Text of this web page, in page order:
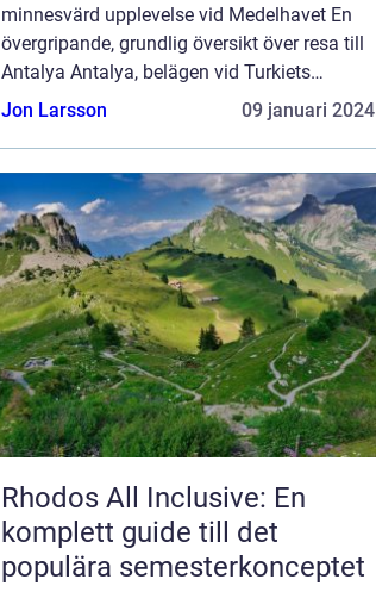
minnesvärd upplevelse vid Medelhavet En
övergripande, grundlig översikt över resa till
Antalya Antalya, belägen vid Turkiets
sydvästra kust, är en häpnadsväckande
Jon Larsson 09 januari 2024
Rhodos All Inclusive: En
komplett guide till det
populära semesterkonceptet